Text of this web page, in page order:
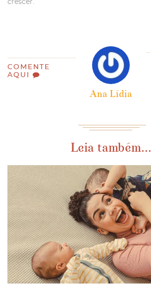
crescer.
COMENTE
AQUI
Ana Lídia
Leia também...